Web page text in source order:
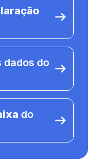
dados do
do